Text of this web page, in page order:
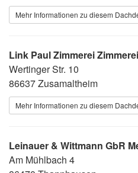
Mehr Informationen zu diesem
Link Paul Zimmerei Zimmerei
Wertinger Str. 10
86637 Zusamaltheim
Mehr Informationen zu diesem
Leinauer & Wittmann GbR
Am Mühlbach 4